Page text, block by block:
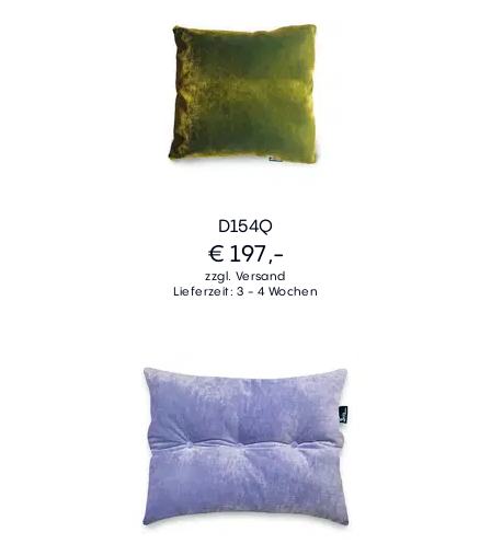
D154Q
€ 197,-
zzgl. Versand
Lieferzeit: 3 - 4 Wochen